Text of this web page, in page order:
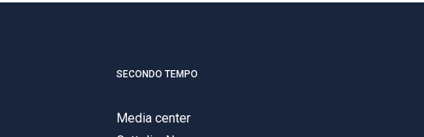
SECONDO TEMPO
Media center